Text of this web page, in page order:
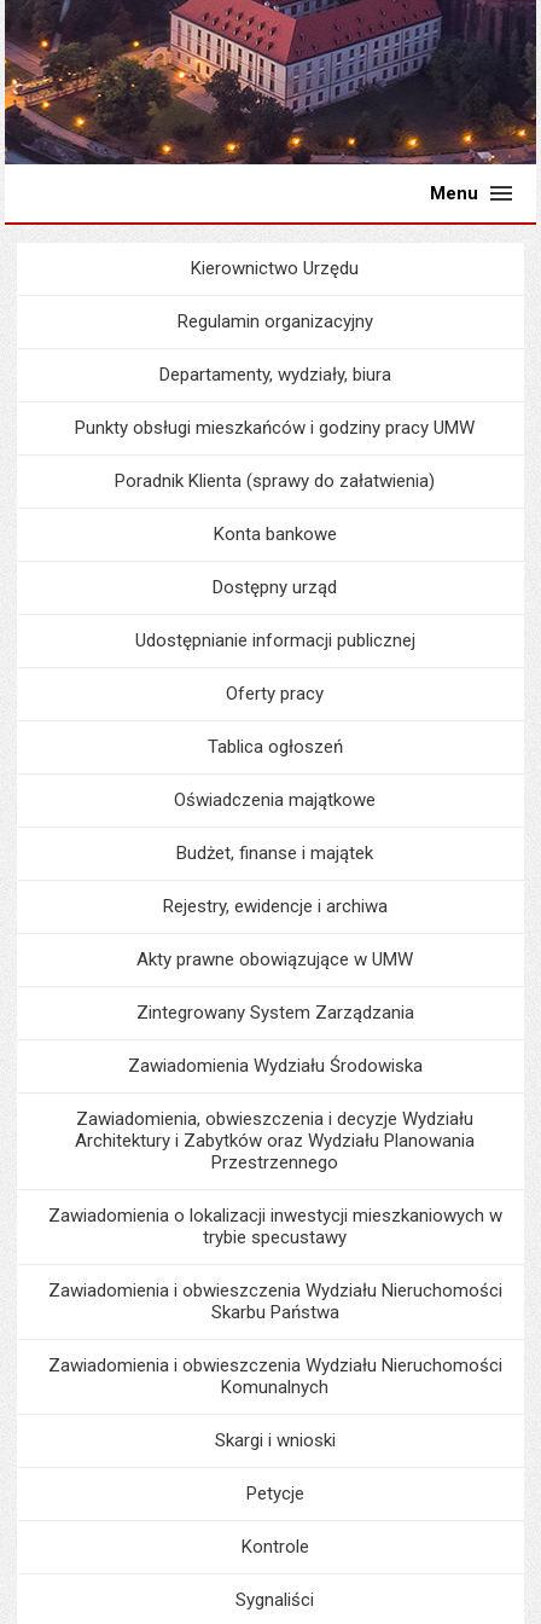
Menu
MenuUrząd Miejski
Kierownictwo Urzędu
Regulamin organizacyjny
Departamenty, wydziały, biura
Punkty obsługi mieszkańców i godziny pracy UMW
Poradnik Klienta (sprawy do załatwienia)
Konta bankowe
Dostępny urząd
Udostępnianie informacji publicznej
Oferty pracy
Tablica ogłoszeń
Oświadczenia majątkowe
Budżet, finanse i majątek
Rejestry, ewidencje i archiwa
Akty prawne obowiązujące w UMW
Zintegrowany System Zarządzania
Zawiadomienia Wydziału Środowiska
Zawiadomienia, obwieszczenia i decyzje Wydziału
Architektury i Zabytków oraz Wydziału Planowania
Przestrzennego
Zawiadomienia o lokalizacji inwestycji mieszkaniowych w
trybie specustawy
Zawiadomienia i obwieszczenia Wydziału Nieruchomości
Skarbu Państwa
Zawiadomienia i obwieszczenia Wydziału Nieruchomości
Komunalnych
Skargi i wnioski
Petycje
Kontrole
Sygnaliści